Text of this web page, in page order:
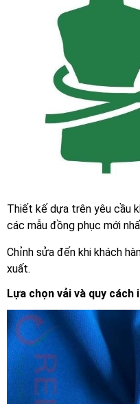
Thiết kế dựa trên yêu cầu
các mẫu đồng phục mới
Chỉnh sửa đến khi khách
xuất.
Lựa chọn vải và quy cách